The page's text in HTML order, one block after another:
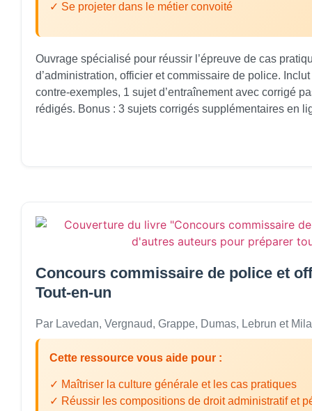
✓ Se projeter dans le métier convoité
Ouvrage spécialisé pour réussir l’épreuve de cas
d’administration, officier et commissaire de police.
contre-exemples, 1 sujet d’entraînement avec corrigé
rédigés. Bonus : 3 sujets corrigés supplémentaires en
Concours commissaire de police et
Tout-en-un
Par Lavedan, Vergnaud, Grappe, Dumas, Lebrun et
Cette ressource vous aide pour :
✓ Maîtriser la culture générale et les cas pratiques
✓ Réussir les compositions de droit administratif et